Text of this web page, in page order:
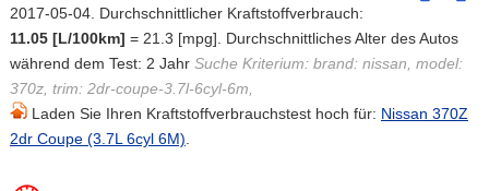
2017-05-04. Durchschnittlicher Kraftstoffverbrauch:
11.05 [L/100km] = 21.3 [mpg]. Durchschnittliches Alter des Autos
während dem Test: 2 Jahr Suche Kriterium: brand: nissan, model:
370z, trim: 2dr-coupe-3.7l-6cyl-6m,
Laden Sie Ihren Kraftstoffverbrauchstest hoch für: Nissan 370Z
2dr Coupe (3.7L 6cyl 6M)